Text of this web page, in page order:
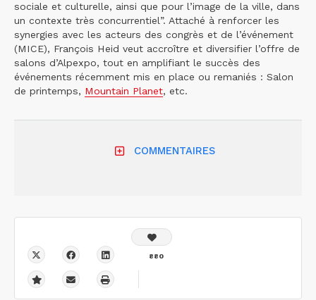
sociale et culturelle, ainsi que pour l’image de la ville, dans
un contexte très concurrentiel”. Attaché à renforcer les
synergies avec les acteurs des congrès et de l’événement
(MICE), François Heid veut accroître et diversifier l’offre de
salons d’Alpexpo, tout en amplifiant le succès des
événements récemment mis en place ou remaniés : Salon
de printemps, Mountain Planet, etc.
COMMENTAIRES
880